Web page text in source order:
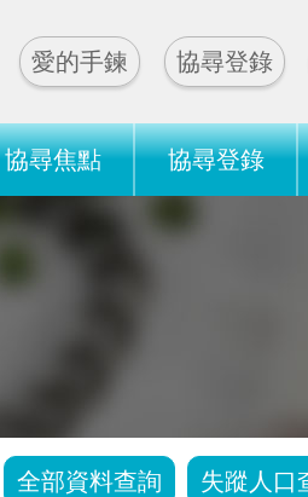
愛的手鍊 協尋登錄
協尋焦點 協尋登錄
全部資料查詢 失蹤人口